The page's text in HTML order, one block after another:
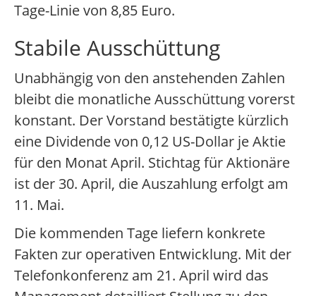
Tage-Linie von 8,85 Euro.
Stabile Ausschüttung
Unabhängig von den anstehenden Zahlen
bleibt die monatliche Ausschüttung vorerst
konstant. Der Vorstand bestätigte kürzlich
eine Dividende von 0,12 US-Dollar je Aktie
für den Monat April. Stichtag für Aktionäre
ist der 30. April, die Auszahlung erfolgt am
11. Mai.
Die kommenden Tage liefern konkrete
Fakten zur operativen Entwicklung. Mit der
Telefonkonferenz am 21. April wird das